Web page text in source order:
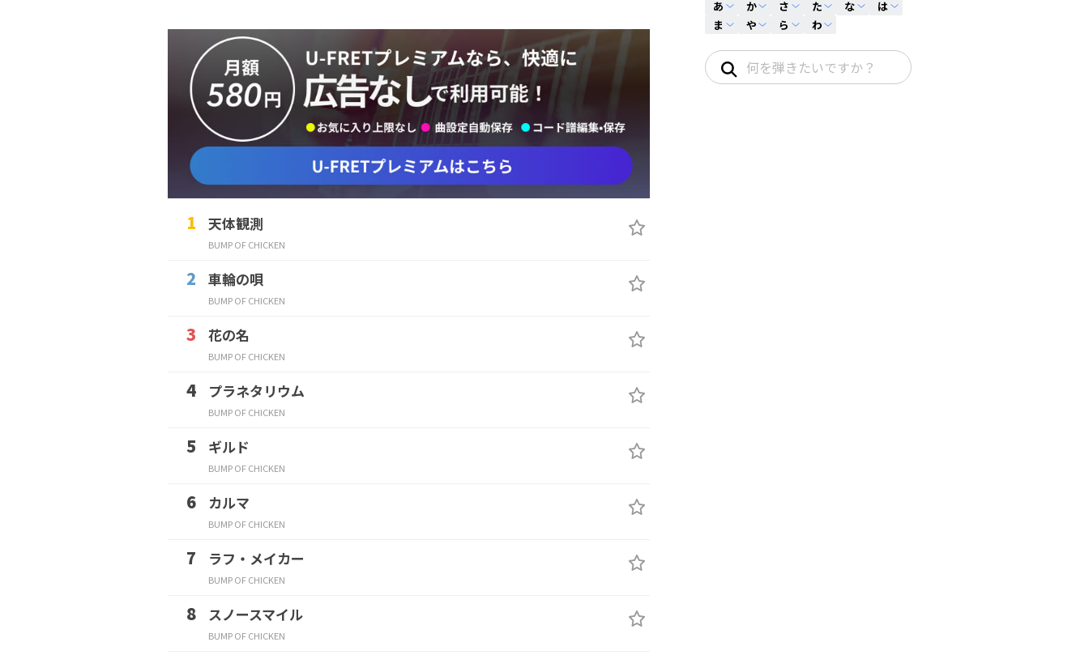
Mute
天体観測
BUMP OF CHICKEN
車輪の唄
BUMP OF CHICKEN
花の名
BUMP OF CHICKEN
プラネタリウム
BUMP OF CHICKEN
ギルド
BUMP OF CHICKEN
カルマ
BUMP OF CHICKEN
ラフ・メイカー
BUMP OF CHICKEN
スノースマイル
BUMP OF CHICKEN